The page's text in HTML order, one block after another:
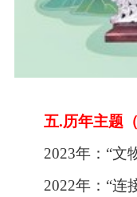
五.历年主题
2023年：“文
2022年：“连